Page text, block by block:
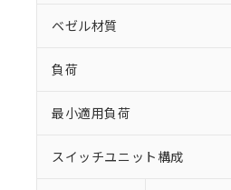
ベゼル材質
負荷
最小適用負荷
スイッチユニット構成